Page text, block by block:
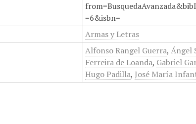
=6&isbn=
Armas y Letras
Alfonso Rangel Guerra,Ángel
Ferreira de Loanda, Gabriel
Hugo Padilla, José María